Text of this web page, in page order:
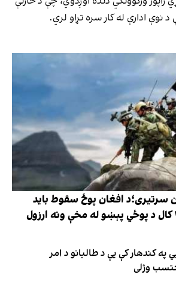
د نوې ادارې له کار سره تړاو لري.
سرتیری؛د افغان پوځ سقوط باید
یوازې د ۲۰۲۱ کال د پوځي پېښو له مخې ونه ارزول
په کندهار کې یې د طالبانو د امر
وژلی